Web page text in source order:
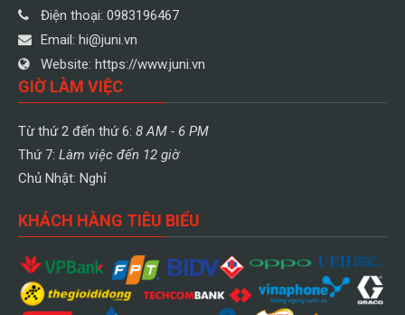
Điện thoại: 0983196467
Email: hi@juni.vn
Website: https://www.juni.vn
GIỜ LÀM VIỆC
Từ thứ 2 đến thứ 6: 8 AM - 6 PM
Thứ 7: Làm việc đến 12 giờ
Chủ Nhật: Nghỉ
KHÁCH HÀNG TIÊU BIỂU